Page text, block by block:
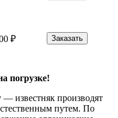
₽ Заказать
погрузке!
известняк производят
путем. По